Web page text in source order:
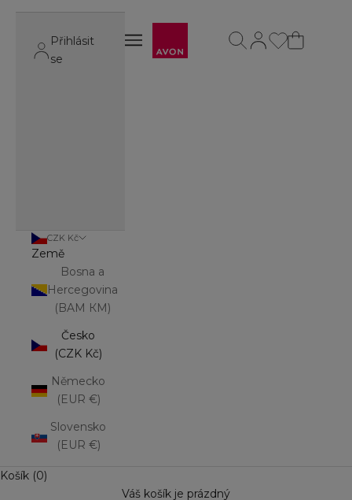
Otevřít navigační menu
Otevřít navigační menu
Otevřít stránku
Otevřít vyhledávání
Přihlásit
se
CZK Kč
Země
Bosna a
Hercegovina
(BAM КМ)
Česko
(CZK Kč)
Německo
(EUR €)
Slovensko
(EUR €)
Košík (0)
Váš košík je prázdný